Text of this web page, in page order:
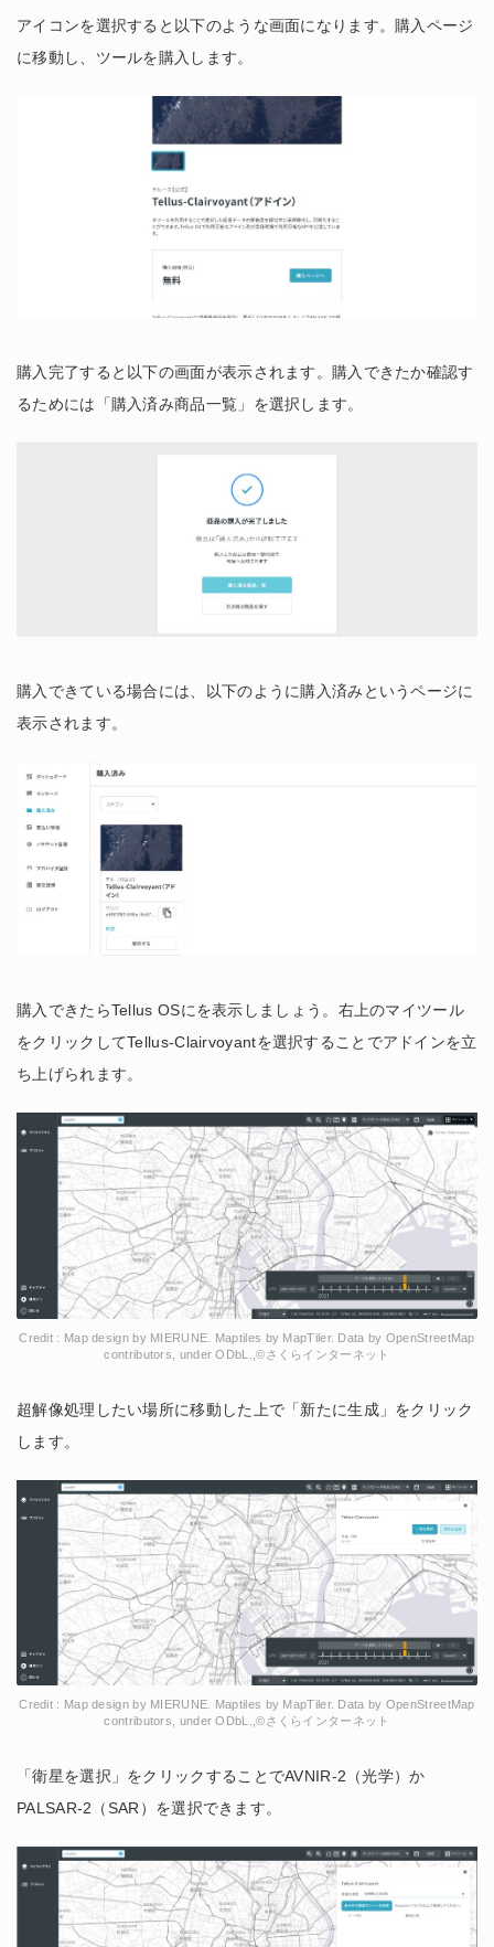
アイコンを選択すると以下のような画面になります。購入ページ
に移動し、ツールを購入します。
購入完了すると以下の画面が表示されます。購入できたか確認す
るためには「購入済み商品一覧」を選択します。
購入できている場合には、以下のように購入済みというページに
表示されます。
購入できたらTellus OSにを表示しましょう。右上のマイツール
をクリックしてTellus-Clairvoyantを選択することでアドインを立
ち上げられます。
Credit : Map design by MIERUNE. Maptiles by MapTiler. Data by OpenStreetMap
contributors, under ODbL.,©さくらインターネット
超解像処理したい場所に移動した上で「新たに生成」をクリック
します。
Credit : Map design by MIERUNE. Maptiles by MapTiler. Data by OpenStreetMap
contributors, under ODbL.,©さくらインターネット
「衛星を選択」をクリックすることでAVNIR-2（光学）か
PALSAR-2（SAR）を選択できます。